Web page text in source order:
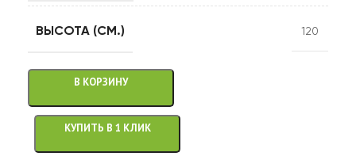
ВЫСОТА (СМ.) 120
В КОРЗИНУ
КУПИТЬ В 1 КЛИК